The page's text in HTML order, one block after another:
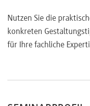
Nutzen Sie die
konkreten
für Ihre fachliche